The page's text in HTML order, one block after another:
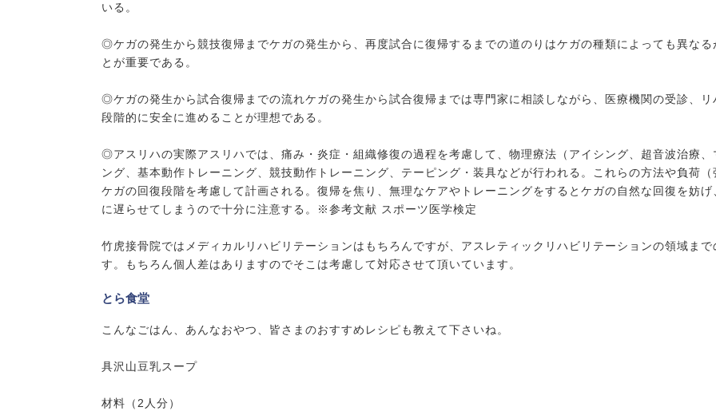
いる。
◎ケガの発生から競技復帰までケガの発生から、再度試合に復帰するまでの道のりはケガの種類によっても異な
とが重要である。
◎ケガの発生から試合復帰までの流れケガの発生から試合復帰までは専門家に相談しながら、医療機関の受診、
段階的に安全に進めることが理想である。
◎アスリハの実際アスリハでは、痛み・炎症・組織修復の過程を考慮して、物理療法（アイシング、超音波治療
ング、基本動作トレーニング、競技動作トレーニング、テーピング・装具などが行われる。これらの方法や負荷
ケガの回復段階を考慮して計画される。復帰を焦り、無理なケアやトレーニングをするとケガの自然な回復を妨
に遅らせてしまうので十分に注意する。※参考文献 スポーツ医学検定
竹虎接骨院ではメディカルリハビリテーションはもちろんですが、アスレティックリハビリテーションの領域ま
す。もちろん個人差はありますのでそこは考慮して対応させて頂いています。
とら食堂
こんなごはん、あんなおやつ、皆さまのおすすめレシピも教えて下さいね。
具沢山豆乳スープ
材料（2人分）